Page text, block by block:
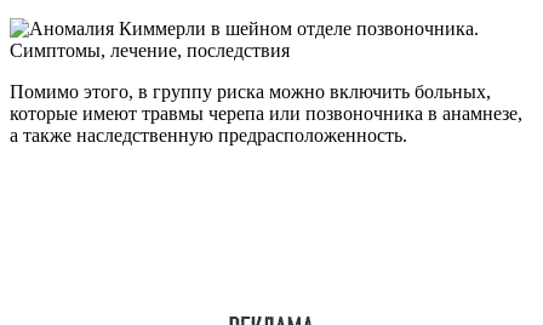
Помимо этого, в группу риска можно включить больных,
которые имеют травмы черепа или позвоночника в анамнезе,
а также наследственную предрасположенность.